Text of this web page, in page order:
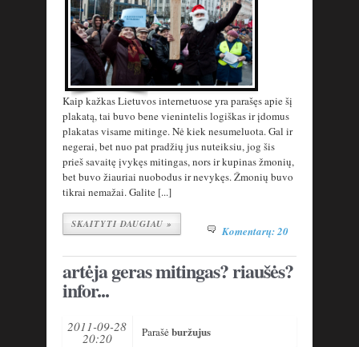
Kaip kažkas Lietuvos internetuose yra parašęs apie šį
plakatą, tai buvo bene vienintelis logiškas ir įdomus
plakatas visame mitinge. Nė kiek nesumeluota. Gal ir
negerai, bet nuo pat pradžių jus nuteiksiu, jog šis
prieš savaitę įvykęs mitingas, nors ir kupinas žmonių,
bet buvo žiauriai nuobodus ir nevykęs. Žmonių buvo
tikrai nemažai. Galite [...]
SKAITYTI DAUGIAU » Komentarų: 20
artėja geras mitingas? riaušės?
infor...
2011-09-28
20:20 Parašėburžujus